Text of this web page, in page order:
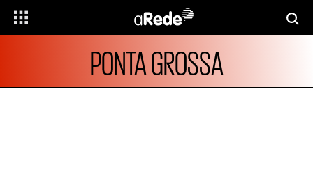
PONTA GROSSA